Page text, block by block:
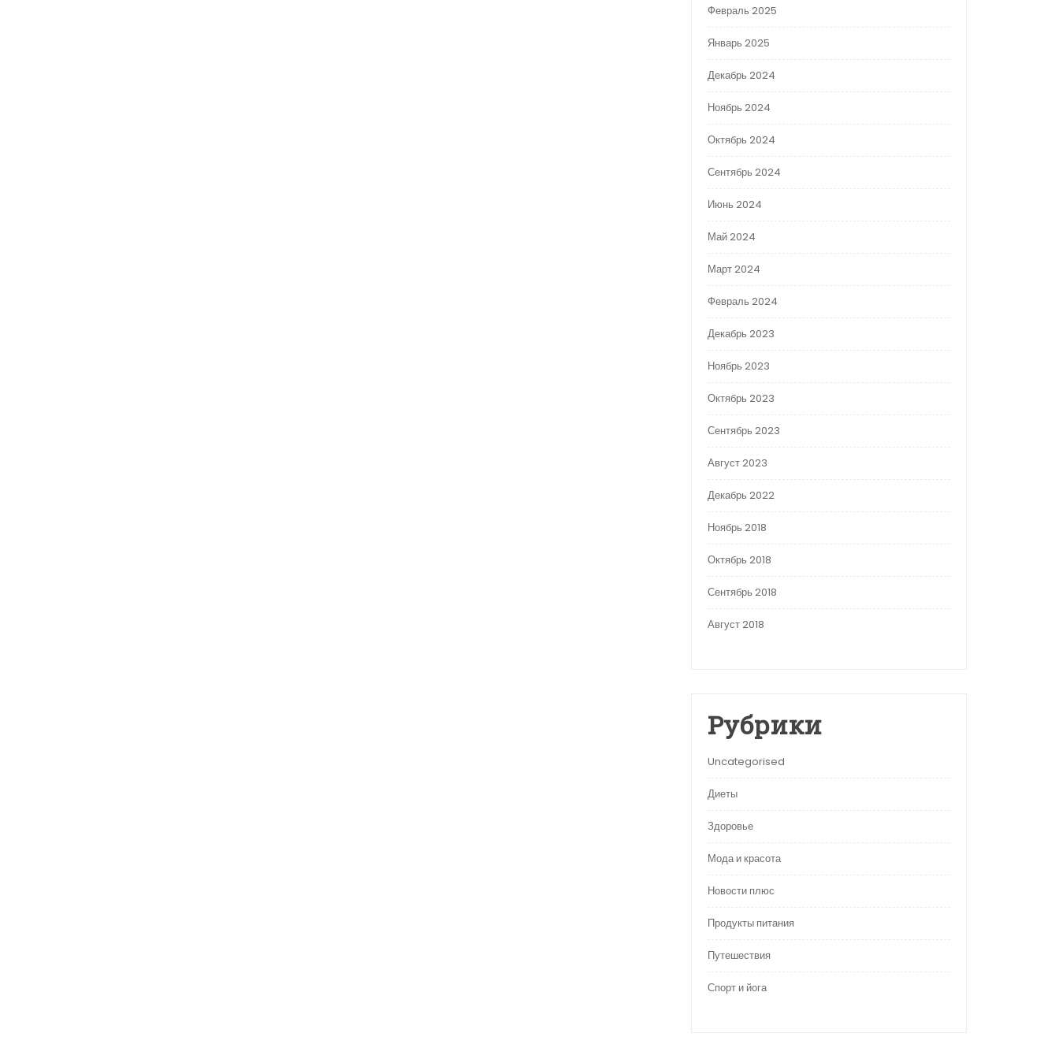
Февраль 2025
Январь 2025
Декабрь 2024
Ноябрь 2024
Октябрь 2024
Сентябрь 2024
Июнь 2024
Май 2024
Март 2024
Февраль 2024
Декабрь 2023
Ноябрь 2023
Октябрь 2023
Сентябрь 2023
Август 2023
Декабрь 2022
Ноябрь 2018
Октябрь 2018
Сентябрь 2018
Август 2018
Рубрики
Uncategorised
Диеты
Здоровье
Мода и красота
Новости плюс
Продукты питания
Путешествия
Спорт и йога